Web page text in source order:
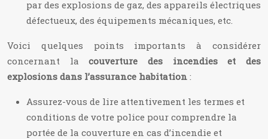
par des explosions de gaz, des appareils électriques
défectueux, des équipements mécaniques, etc.
Voici quelques points importants à considérer
concernant lacouverture des incendies et des
explosions dans l’assurance habitation :
Assurez-vous de lire attentivement les termes et
conditions de votre police pour comprendre la
portée de la couverture en cas d’incendie et